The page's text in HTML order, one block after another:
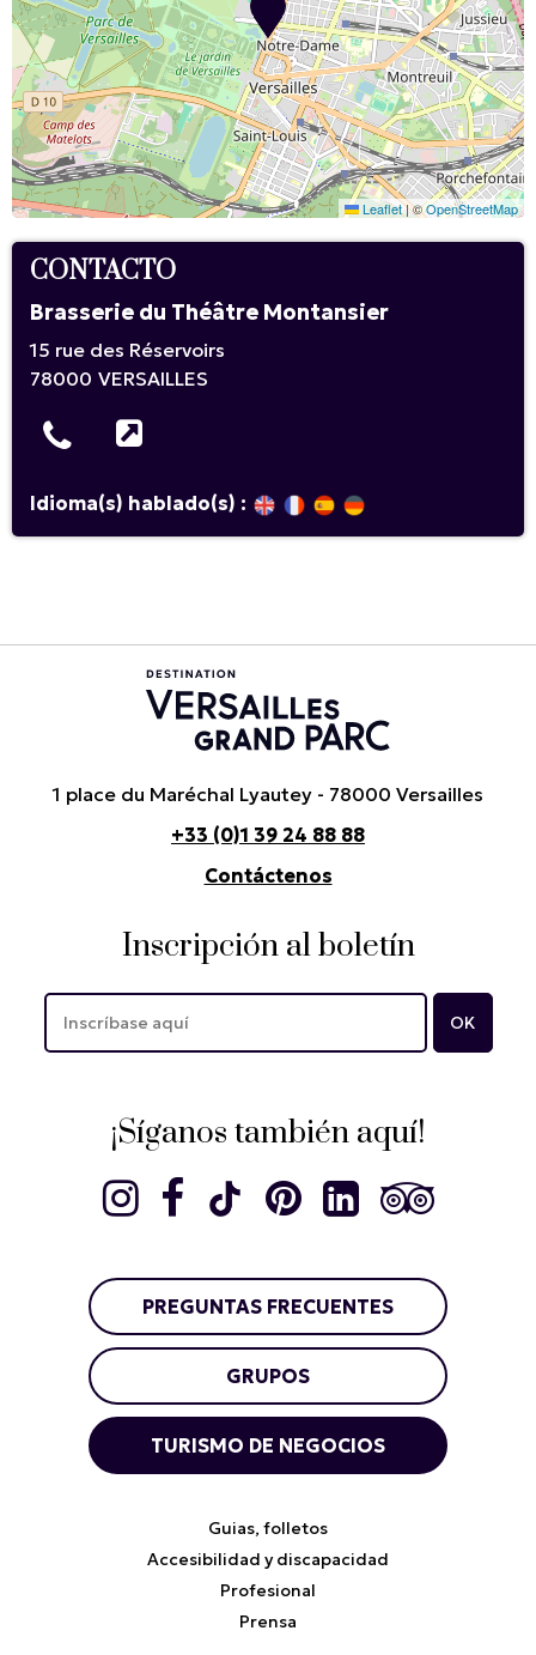
Leaflet|©OpenStreetMap
CONTACTO
Brasserie du Théâtre Montansier
15 rue des Réservoirs
78000 VERSAILLES
Idioma(s) hablado(s) :
1 place du Maréchal Lyautey - 78000 Versailles
+33 (0)1 39 24 88 88
Contáctenos
Inscripción al boletín
¡Síganos también aquí!
PREGUNTAS FRECUENTES
GRUPOS
TURISMO DE NEGOCIOS
Guias, folletos
Accesibilidad y discapacidad
Profesional
Prensa